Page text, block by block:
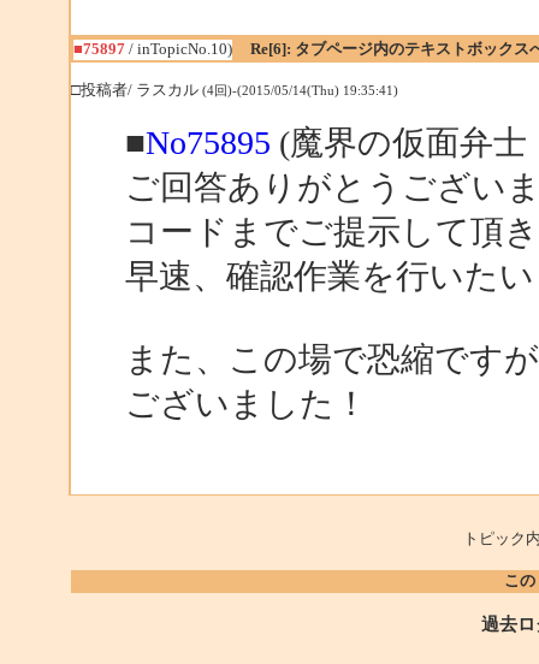
■75897/ inTopicNo.10) Re[6]: タブページ内のテキストボックス
□投稿者/ ラスカル (4回)-(2015/05/14(Thu) 19:35:41)
■No75895 (魔界の仮面弁
ご回答ありがとうござい
コードまでご提示して頂
早速、確認作業を行いた
また、この場で恐縮です
ございました！
トピッ
こ
過去